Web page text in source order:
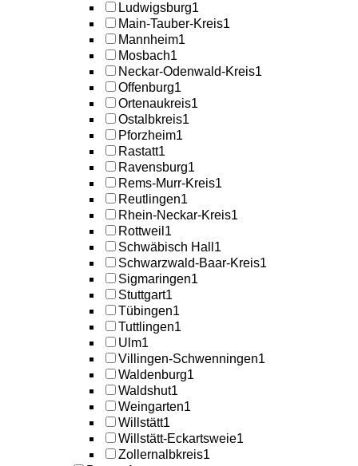
Ludwigsburg1
Main-Tauber-Kreis1
Mannheim1
Mosbach1
Neckar-Odenwald-Kreis1
Offenburg1
Ortenaukreis1
Ostalbkreis1
Pforzheim1
Rastatt1
Ravensburg1
Rems-Murr-Kreis1
Reutlingen1
Rhein-Neckar-Kreis1
Rottweil 1
Schwäbisch Hall 1
Schwarzwald-Baar-Kreis1
Sigmaringen1
Stuttgart1
Tübingen1
Tuttlingen1
Ulm1
Villingen-Schwenningen1
Waldenburg1
Waldshut1
Weingarten1
Willstätt1
Willstätt-Eckartsweie1
Zollernalbkreis1